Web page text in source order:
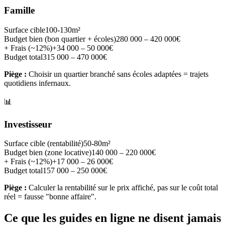
Famille
Surface cible100-130m²
Budget bien (bon quartier + écoles)280 000 – 420 000€
+ Frais (~12%)+34 000 – 50 000€
Budget total315 000 – 470 000€
Piège : Choisir un quartier branché sans écoles adaptées = trajets
quotidiens infernaux.
📊
Investisseur
Surface cible (rentabilité)50-80m²
Budget bien (zone locative)140 000 – 220 000€
+ Frais (~12%)+17 000 – 26 000€
Budget total157 000 – 250 000€
Piège : Calculer la rentabilité sur le prix affiché, pas sur le coût total
réel = fausse "bonne affaire".
Ce que les guides en ligne ne disent jamais